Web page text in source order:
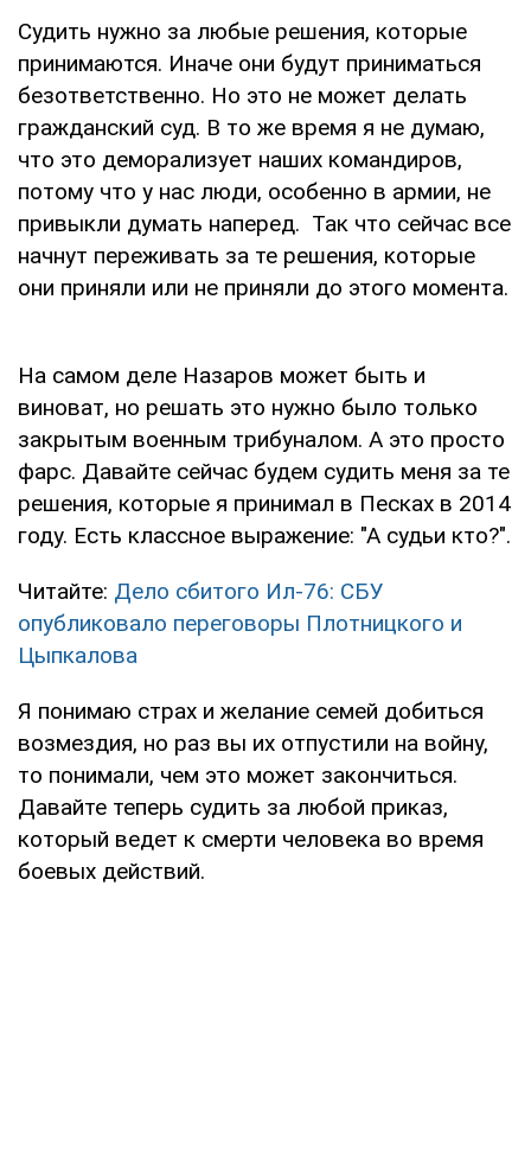
Судить нужно за любые решения, которые
принимаются. Иначе они будут приниматься
безответственно. Но это не может делать
гражданский суд. В то же время я не думаю,
что это деморализует наших командиров,
потому что у нас люди, особенно в армии, не
привыкли думать наперед. Так что сейчас все
начнут переживать за те решения, которые
они приняли или не приняли до этого момента.
На самом деле Назаров может быть и
виноват, но решать это нужно было только
закрытым военным трибуналом. А это просто
фарс. Давайте сейчас будем судить меня за те
решения, которые я принимал в Песках в 2014
году. Есть классное выражение: "А судьи кто?".
Читайте: Дело сбитого Ил-76: СБУ
опубликовало переговоры Плотницкого и
Цыпкалова
Я понимаю страх и желание семей добиться
возмездия, но раз вы их отпустили на войну,
то понимали, чем это может закончиться.
Давайте теперь судить за любой приказ,
который ведет к смерти человека во время
боевых действий.